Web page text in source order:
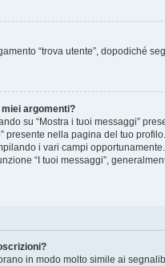
“trova utente”, dopodiché
argomenti?
su “Mostra i tuoi messaggi”
presente nella pagina del tuo
i vari campi
“I tuoi messaggi”,
in modo molto simile ai